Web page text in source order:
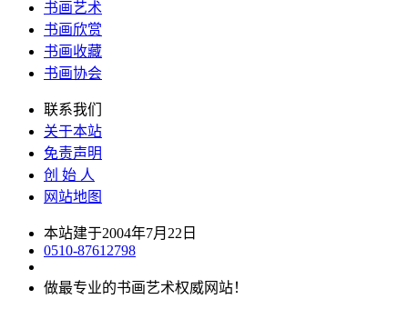
书画艺术
书画欣赏
书画收藏
书画协会
联系我们
关于本站
免责声明
创 始 人
网站地图
本站建于2004年7月22日
0510-87612798
做最专业的书画艺术权威网站！